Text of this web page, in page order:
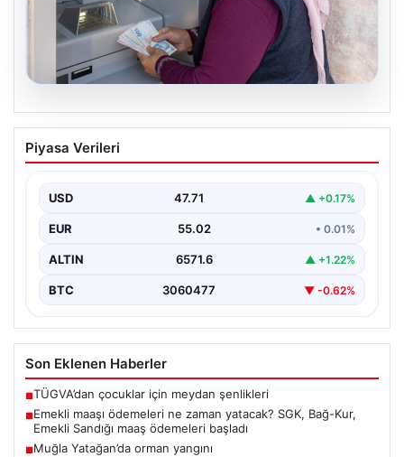
05.08.2026
Emekli maaşı ödemeleri ne zaman
yatacak? SGK, Bağ-Kur, Emekli Sandığı
Piyasa Verileri
USD 47.71 ▲ +0.17%
EUR 55.02 • 0.01%
ALTIN 6571.6 ▲ +1.22%
BTC 3060477 ▼ -0.62%
Son Eklenen Haberler
■TÜGVA’dan çocuklar için meydan şenlikleri
■Emekli maaşı ödemeleri ne zaman yatacak? SGK, Bağ-Kur,
Emekli Sandığı maaş ödemeleri başladı
■Muğla Yatağan’da orman yangını